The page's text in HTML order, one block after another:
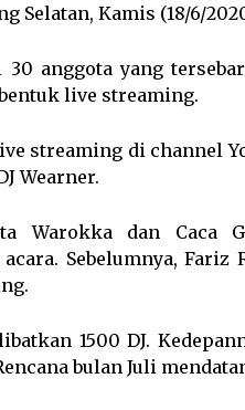
Selatan, Kamis (18/6/
anggota yang
live streaming.
streaming di channel
Wearner.
Warokka dan Caca
Sebelumnya, Fariz
1500 DJ.
bulan Juli